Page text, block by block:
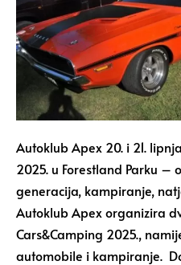
Autoklub Apex 20. i 21.
2025. u Forestland Parku –
generacija, kampiranje,
Autoklub Apex organizira
Cars&Camping 2025.,
automobile i kampiranje.